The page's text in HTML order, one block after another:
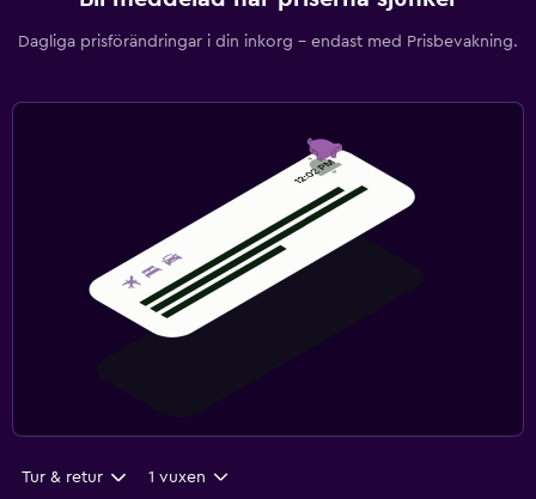
Dagliga prisförändringar i din inkorg – endast med Prisbevakning.
Tur & retur 1 vuxen